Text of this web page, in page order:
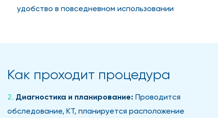
удобство в повседневном использовании
Как проходит процедура
Диагностика и планирование: Проводится
обследование, КТ, планируется расположение